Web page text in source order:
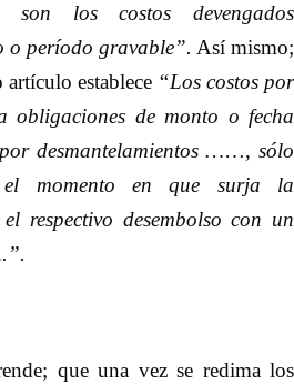
son los costos devengados
o período gravable”. Así mismo;
establece “Los costos por
obligaciones de monto o fecha
desmantelamientos ……,sólo
el momento en que surja la
respectivo desembolso con un
que una vez se redima los